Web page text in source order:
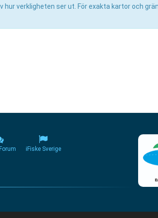
hur verkligheten ser ut. För exakta kartor och
iFiske Sverige